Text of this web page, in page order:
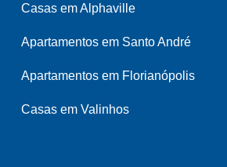
Casas em Alphaville
Apartamentos em Santo André
Apartamentos em Florianópolis
Casas em Valinhos